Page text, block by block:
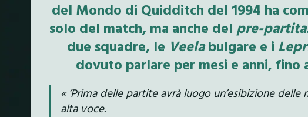
del Mondo di Quidditch del 1994 ha
solo del match, ma anche del pre-partita
due squadre, le Veelabulgare e i
dovuto parlare per mesi e anni, fino
« ’Prima delle partite avrà luogo un’esibizione
alta voce.